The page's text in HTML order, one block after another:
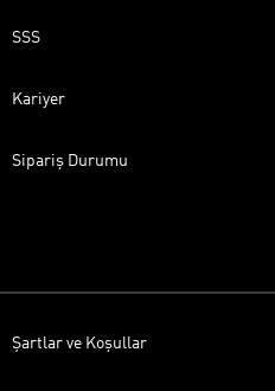
SSS
Kariyer
Sipariş Durumu
Şartlar ve Koşullar